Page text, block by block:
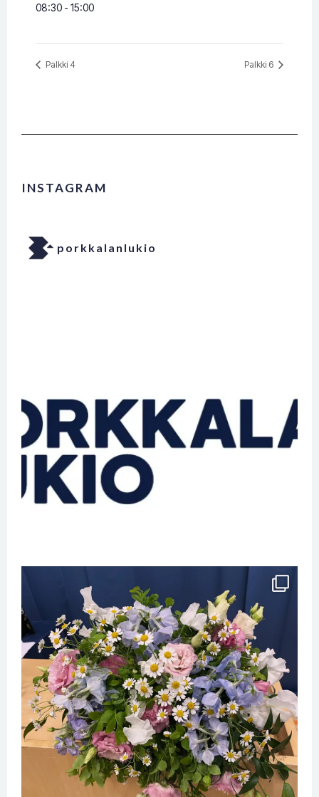
08:30 - 15:00
Palkki 4 Palkki 6
INSTAGRAM
porkkalanlukio